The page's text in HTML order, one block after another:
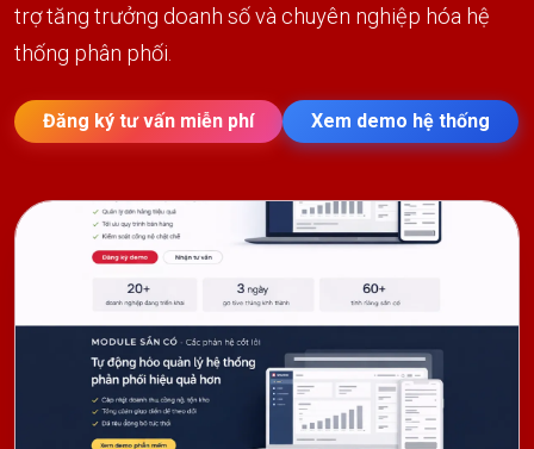
trợ tăng trưởng doanh số và chuyên nghiệp hóa hệ
thống phân phối.
Đăng ký tư vấn miễn phí Xem demo hệ thống